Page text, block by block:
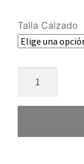
Talla Calzado